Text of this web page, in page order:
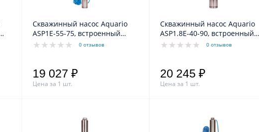
Скважинный насос Aquario
ASP1E-55-75, встроенный
конденсатор, кабель 1.5м
0 отзывов
19 027 ₽
Цена за 1 шт.
Скважинный насос Aquario
ASP1.8Е-40-90, встроенный
конденсатор, кабель 40м
0 отзывов
20 245 ₽
Цена за 1 шт.